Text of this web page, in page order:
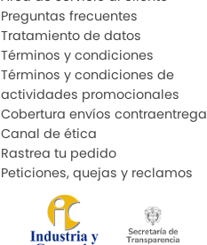
Preguntas frecuentes
Tratamiento de datos
Términos y condiciones
Términos y condiciones de
actividades promocionales
Cobertura envíos contraentrega
Canal de ética
Rastrea tu pedido
Peticiones, quejas y reclamos